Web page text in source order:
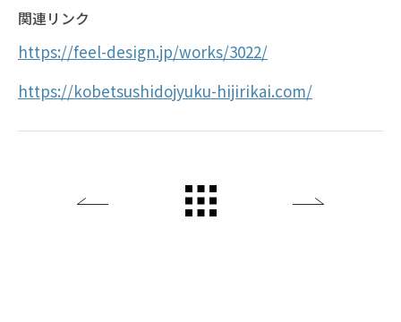
関連リンク
https://feel-design.jp/works/3022/
https://kobetsushidojyuku-hijirikai.com/